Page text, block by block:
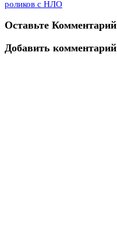
роликов с НЛО
Оставьте Комментарий
Добавить комментарий